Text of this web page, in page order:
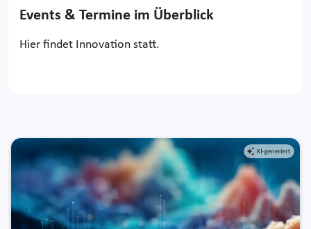
Events & Termine im Überblick
Hier findet Innovation statt.